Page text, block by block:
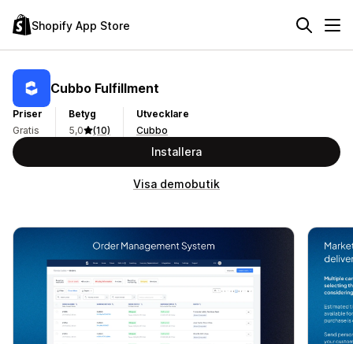
Shopify App Store
Cubbo Fulfillment
Priser
Gratis
Betyg
5,0
(10)
Utvecklare
Cubbo
Installera
Visa demobutik